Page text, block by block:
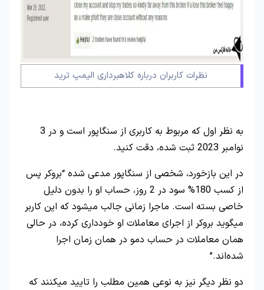
نظرات کاربران درباره کلاهبرداری الیمپ ترید
به نظر اول که مربوط به کاربری از سنگاپور است و در 3
نوامبر 2023 ثبت شده، دقت کنید.
در این بازخورد، شخصی از سنگاپور مدعی شده “بروکر پس
از کسب 180% سود در 2 روز، حساب او را بدون دلیل
خاصی بسته است. ماجرا زمانی جالب میشود که این کاربر
میگوید بروکر از اجرای معاملات او خودداری کرده، در حالی
همان معاملات در حساب دمو در همان زمان اجرا
شده‌اند.”
دو نظر دیگر نیز به نوعی همین مطلب را تایید میکنند که